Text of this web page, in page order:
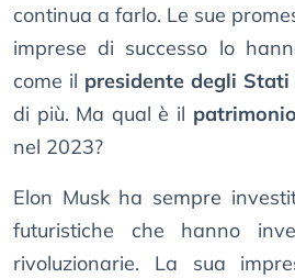
continua a farlo. Le sue
imprese di successo lo
come il presidente degli Stati
di più. Ma qual è il
nel 2023?
Elon Musk ha sempre
futuristiche che hanno
rivoluzionarie. La sua